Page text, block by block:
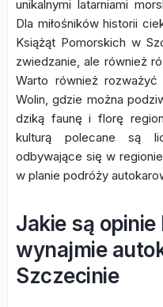
unikalnymi latarniami
Dla miłośników historii
Książąt Pomorskich w
zwiedzanie, ale również
Warto również
Wolin, gdzie można
dziką faunę i florę
kulturą polecane są
odbywające się w
w planie podróży
Jakie są
wynajmie
Szczecinie